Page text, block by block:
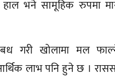
हाल भने सामूहिक रुपमा
बध गरी खोलामा मल
लाभ पनि हुने छ ।